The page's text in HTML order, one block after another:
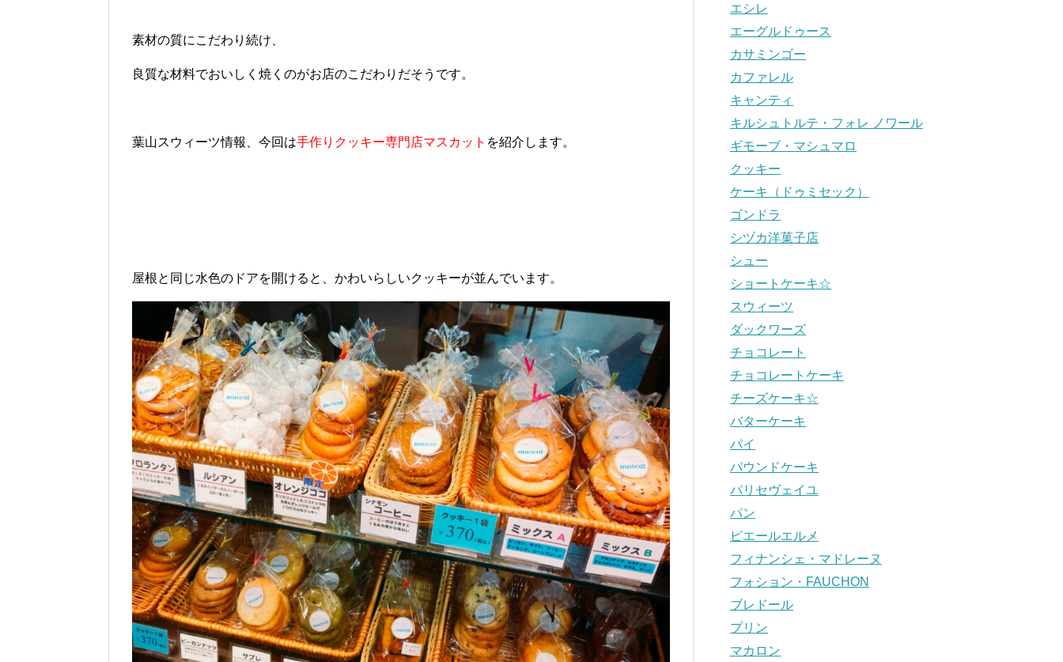
素材の質にこだわり続け、
良質な材料でおいしく焼くのがお店のこだわりだそうです。
葉山スウィーツ情報、今回は手作りクッキー専門店マスカット を紹介します。
屋根と同じ水色のドアを開けると、かわいらしいクッキーが並んでいます。
エシレ
エーグルドゥース
カサミンゴー
カファレル
キャンティ
キルシュトルテ・フォレ ノワール
ギモーブ・マシュマロ
クッキー
ケーキ（ドゥミセック）
ゴンドラ
シヅカ洋菓子店
シュー
ショートケーキ☆
スウィーツ
ダックワーズ
チョコレート
チョコレートケーキ
チーズケーキ☆
バターケーキ
パイ
パウンドケーキ
パリセヴェイユ
パン
ピエールエルメ
フィナンシェ・マドレーヌ
フォション・FAUCHON
ブレドール
プリン
マカロン